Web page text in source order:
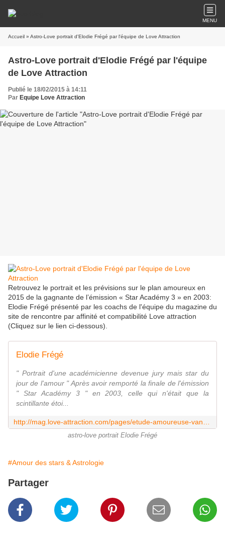
MENU
Accueil » Astro-Love portrait d'Elodie Frégé par l'équipe de Love Attraction
Astro-Love portrait d'Elodie Frégé par l'équipe
de Love Attraction
Publié le 18/02/2015 à 14:11
Par Equipe Love Attraction
Retrouvez le portrait et les prévisions sur le plan amoureux en
2015 de la gagnante de l’émission « Star Académy 3 » en 2003:
Elodie Frégé présenté par les coachs de l'équipe du magazine du
site de rencontre par affinité et compatibilité Love attraction
(Cliquez sur le lien ci-dessous).
Elodie Frégé
" Portrait d'une académicienne devenue jury mais star du
jour de l'amour " Après avoir remporté la finale de l'émission
" Star Académy 3 " en 2003, celle qui n'était que la
scintillante étoi...
astro-love portrait Elodie Frégé
#Amour des stars & Astrologie
Partager